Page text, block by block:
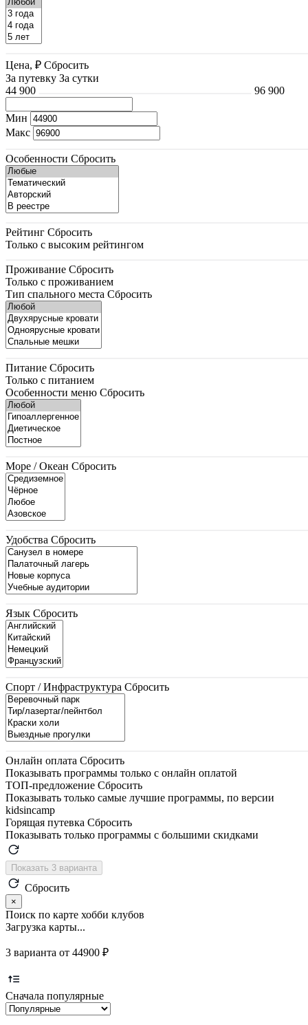
Цена, ₽ Сбросить
За путевку За сутки
44 900
96 900
Мин
Макс
Особенности Сбросить
Рейтинг Сбросить
Только с высоким рейтингом
Проживание Сбросить
Только с проживанием
Тип спального места Сбросить
Питание Сбросить
Только с питанием
Особенности меню Сбросить
Море / Океан Сбросить
Удобства Сбросить
Язык Сбросить
Спорт / Инфраструктура Сбросить
Онлайн оплата Сбросить
Показывать программы только с онлайн оплатой
ТОП-предложение Сбросить
Показывать только самые лучшие программы, по версии
kidsincamp
Горящая путевка Сбросить
Показывать только программы с большими скидками
Показать 3 варианта
Сбросить
×
Поиск по карте хобби клубов
Загрузка карты...
3 варианта от 44900 ₽
Сначала популярные